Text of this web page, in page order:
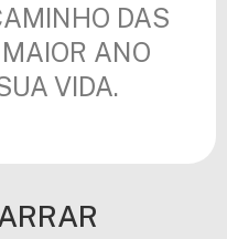
DAS
ANO
VIDA.